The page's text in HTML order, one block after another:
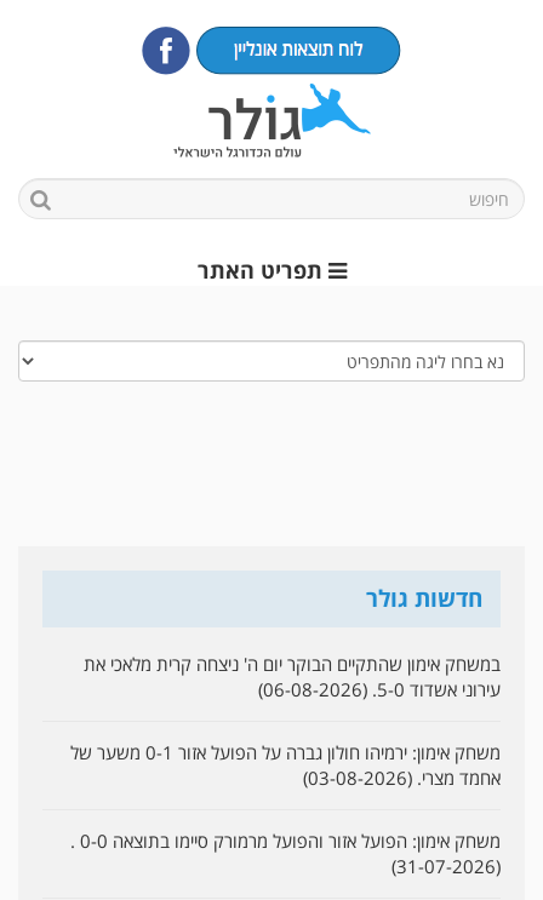
תפריט האתר
חדשות גולר
במשחק אימון שהתקיים הבוקר יום ה' ניצחה קרית מלאכי את
עירוני אשדוד 5-0. (06-08-2026)
משחק אימון: ירמיהו חולון גברה על הפועל אזור 0-1 משער של
אחמד מצרי. (03-08-2026)
משחק אימון: הפועל אזור והפועל מרמורק סיימו בתוצאה 0-0 .
(31-07-2026)